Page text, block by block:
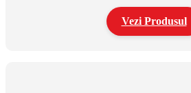
Vezi Produsul